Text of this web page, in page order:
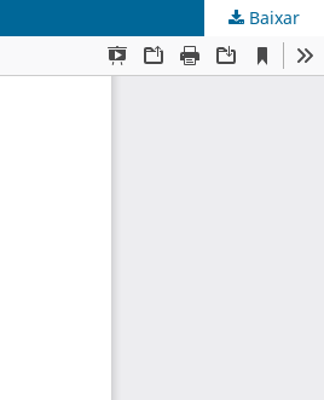
Baixar